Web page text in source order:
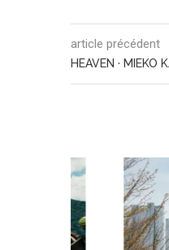
article précédent
HEAVEN · MIEKO